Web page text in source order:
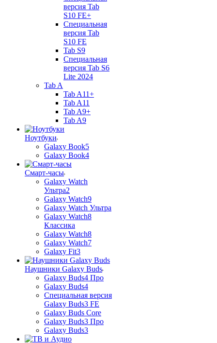
версия Tab
S10 FE+
Специальная
версия Tab
S10 FE
Tab S9
Специальная
версия Tab S6
Lite 2024
Tab A
Tab A11+
Tab A11
Tab A9+
Tab A9
Ноутбуки
Galaxy Book5
Galaxy Book4
Смарт-часы
Galaxy Watch
Ультра2
Galaxy Watch9
Galaxy Watch Ультра
Galaxy Watch8
Классика
Galaxy Watch8
Galaxy Watch7
Galaxy Fit3
Наушники Galaxy Buds
Galaxy Buds4 Про
Galaxy Buds4
Специальная версия
Galaxy Buds3 FE
Galaxy Buds Core
Galaxy Buds3 Про
Galaxy Buds3